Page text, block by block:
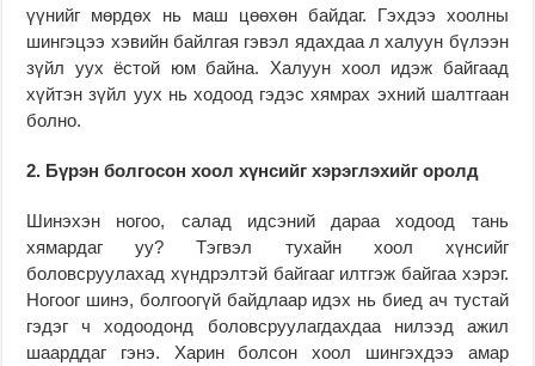
үүнийг мөрдөх нь маш цөөхөн байдаг. Гэхдээ хоолны
шингэцээ хэвийн байлгая гэвэл ядахдаа л халуун бүлээн
зүйл уух ёстой юм байна. Халуун хоол идэж байгаад
хүйтэн зүйл уух нь ходоод гэдэс хямрах эхний шалтгаан
болно.
2. Бүрэн болгосон хоол хүнсийг хэрэглэхийг оролд
Шинэхэн ногоо, салад идсэний дараа ходоод тань
хямардаг уу? Тэгвэл тухайн хоол хүнсийг
боловсруулахад хүндрэлтэй байгааг илтгэж байгаа хэрэг.
Ногоог шинэ, болгоогүй байдлаар идэх нь биед ач тустай
гэдэг ч ходоодонд боловсруулагдахдаа нилээд ажил
шаарддаг гэнэ. Харин болсон хоол шингэхдээ амар